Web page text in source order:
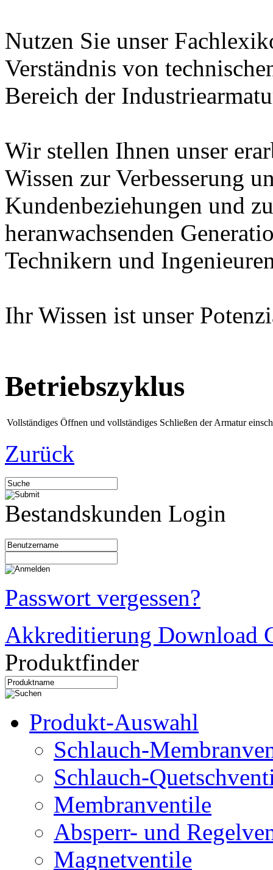
Nutzen Sie unser
Verständnis von
Bereich der
Wir stellen Ihnen unser
Wissen zur Verbesserung
Kundenbeziehungen und
heranwachsenden
Technikern und
Ihr Wissen ist unser
Betriebszyklus
Vollständiges Öffnen und vollständiges Schließen der Armatur
Zurück
Bestandskunden Login
Passwort vergessen?
Akkreditierung Download
Produktfinder
Produkt-Auswahl
Schlauch-
Schlauch-
Membranventile
Absperr- und
Magnetventile